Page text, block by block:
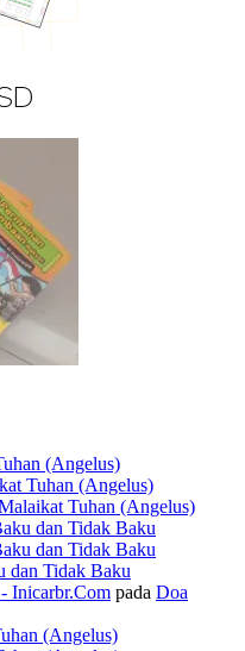
(Angelus)
Tuhan (Angelus)
Tuhan (Angelus)
dan Tidak Baku
dan Tidak Baku
dan Tidak Baku
Inicarbr.Com pada Doa
(Angelus)